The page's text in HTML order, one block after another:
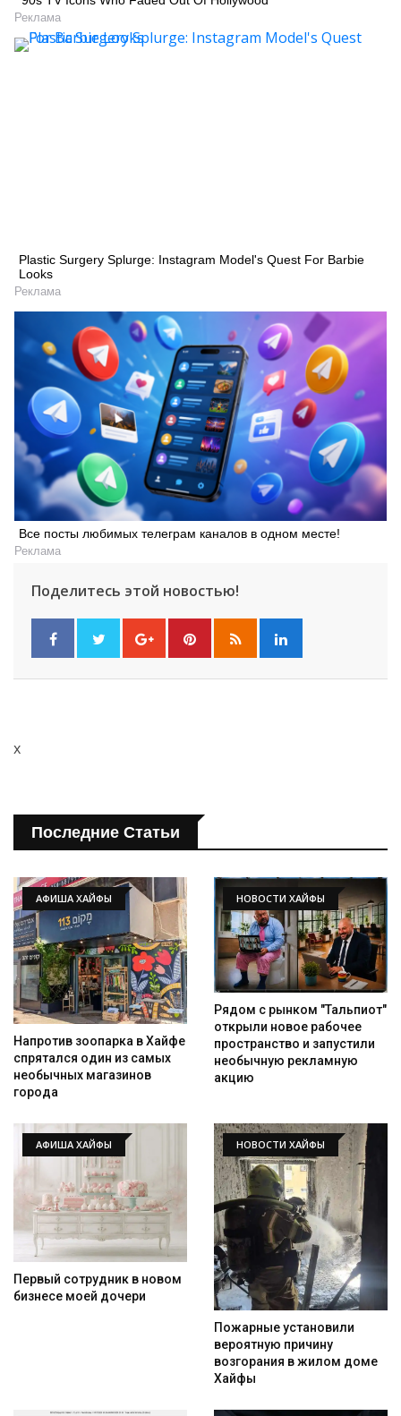
Реклама
Plastic Surgery Splurge: Instagram Model's Quest For Barbie
Looks
Реклама
Все посты любимых телеграм каналов в одном месте!
Реклама
Поделитесь этой новостью!
x
Последние Статьи
АФИША ХАЙФЫ
Напротив зоопарка в Хайфе
спрятался один из самых
необычных магазинов
города
НОВОСТИ ХАЙФЫ
Рядом с рынком "Тальпиот"
открыли новое рабочее
пространство и запустили
необычную рекламную
акцию
АФИША ХАЙФЫ
Первый сотрудник в новом
бизнесе моей дочери
НОВОСТИ ХАЙФЫ
Пожарные установили
вероятную причину
возгорания в жилом доме
Хайфы